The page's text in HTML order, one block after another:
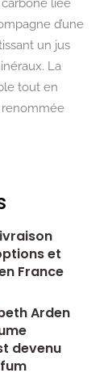
liée
d’une
un jus
La
tout en
renommée
et
France
Arden
devenu